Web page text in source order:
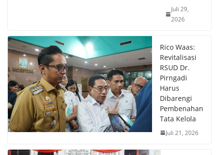
Juli 29,
2026
Rico Waas:
Revitalisasi
RSUD Dr.
Pirngadi
Harus
Dibarengi
Pembenahan
Tata Kelola
Juli 21, 2026